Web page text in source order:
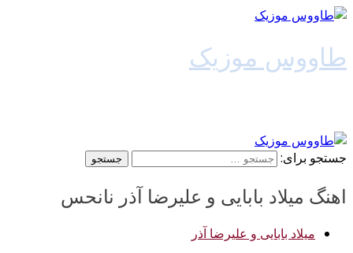
طاووس موزیک
جستجو برای:
اهنگ میلاد بابایی و علیرضا آذر نانحس
میلاد بابایی و علیرضا آذر